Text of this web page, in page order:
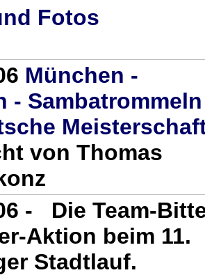
Fotos
München -
- Sambatrommeln
von Thomas
- Die Team-
Aktion beim 11.
Stadtlauf.